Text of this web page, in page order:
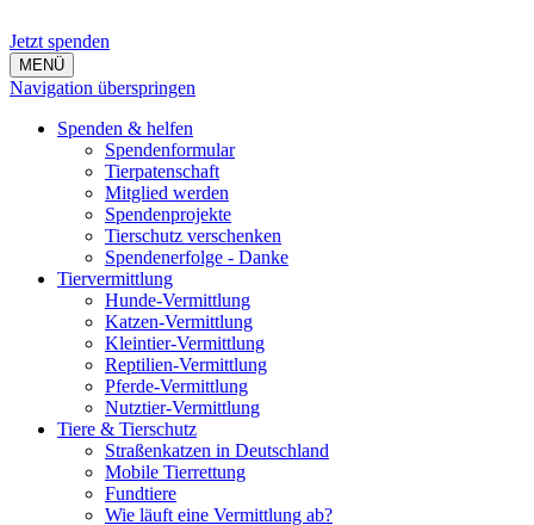
Jetzt spenden
MENÜ
Navigation überspringen
Spenden & helfen
Spendenformular
Tierpatenschaft
Mitglied werden
Spendenprojekte
Tierschutz verschenken
Spendenerfolge - Danke
Tiervermittlung
Hunde-Vermittlung
Katzen-Vermittlung
Kleintier-Vermittlung
Reptilien-Vermittlung
Pferde-Vermittlung
Nutztier-Vermittlung
Tiere & Tierschutz
Straßenkatzen in Deutschland
Mobile Tierrettung
Fundtiere
Wie läuft eine Vermittlung ab?